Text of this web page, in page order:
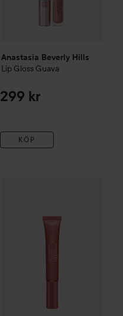
Anastasia Beverly Hills
Lip Gloss Guava
299 kr
KÖP